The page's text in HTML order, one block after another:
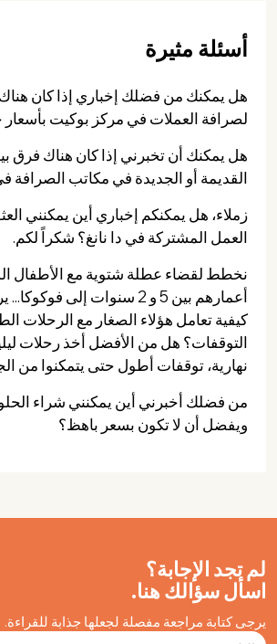
أسئلة مثيرة
هل يمكنك من فضلك إخباري إذا كان
لصرافة العملات في مركز بوكيت بأسعار
هل يمكنك أن تخبرني إذا كان هناك فرق
القديمة أو الجديدة في مكاتب الصرافة
زملاء، هل يمكنكم إخباري أين يمكنني
العمل المشتركة في دا نانغ؟ شكراً لكم.
نخطط لقضاء عطلة شتوية مع الأطفال
أعمارهم بين 5 و 2 سنوات إلى
كيفية تعامل هؤلاء الصغار مع الرحلات
التوقفات؟ هل من الأفضل أخذ رحلات
نهارية، توقفات أطول حتى يتمكنوا من
من فضلك أخبرني أين يمكنني شراء
ويفضل أن لا تكون بسعر باهظ؟
لم تجد الإجابة؟
اسأل سؤالك هنا.
يرجى كتابة مراجعة مفصلة لجعلها جذابة للقراءة.